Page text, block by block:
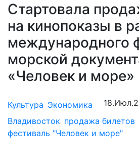
Стартовала
на кинопоказы в
международного
морской
«Человек и море»
Культура Экономика
Владивосток продажа билетов
фестиваль "Человек и море"